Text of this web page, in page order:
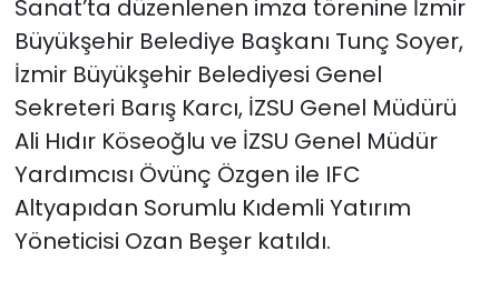
Sanat’ta düzenlenen imza törenine İzmir
Büyükşehir Belediye Başkanı Tunç Soyer,
İzmir Büyükşehir Belediyesi Genel
Sekreteri Barış Karcı, İZSU Genel Müdürü
Ali Hıdır Köseoğlu ve İZSU Genel Müdür
Yardımcısı Övünç Özgen ile IFC
Altyapıdan Sorumlu Kıdemli Yatırım
Yöneticisi Ozan Beşer katıldı.